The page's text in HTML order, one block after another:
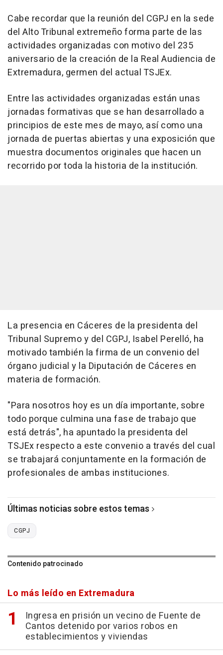
Cabe recordar que la reunión del CGPJ en la sede
del Alto Tribunal extremeño forma parte de las
actividades organizadas con motivo del 235
aniversario de la creación de la Real Audiencia de
Extremadura, germen del actual TSJEx.
Entre las actividades organizadas están unas
jornadas formativas que se han desarrollado a
principios de este mes de mayo, así como una
jornada de puertas abiertas y una exposición que
muestra documentos originales que hacen un
recorrido por toda la historia de la institución.
La presencia en Cáceres de la presidenta del
Tribunal Supremo y del CGPJ, Isabel Perelló, ha
motivado también la firma de un convenio del
órgano judicial y la Diputación de Cáceres en
materia de formación.
"Para nosotros hoy es un día importante, sobre
todo porque culmina una fase de trabajo que
está detrás", ha apuntado la presidenta del
TSJEx respecto a este convenio a través del cual
se trabajará conjuntamente en la formación de
profesionales de ambas instituciones.
Últimas noticias sobre estos temas
CGPJ
Contenido patrocinado
Lo más leído en Extremadura
Ingresa en prisión un vecino de Fuente de
Cantos detenido por varios robos en
establecimientos y viviendas